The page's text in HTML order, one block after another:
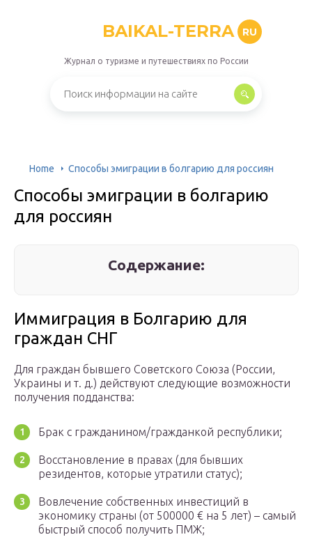
BAIKAL-TERRA RU
Журнал о туризме и путешествиях по России
Home Способы эмиграции в болгарию для россиян
Способы эмиграции в болгарию
для россиян
Содержание:
Иммиграция в Болгарию для
граждан СНГ
Для граждан бывшего Советского Союза (России,
Украины и т. д.) действуют следующие возможности
получения подданства:
Брак с гражданином/гражданкой республики;
Восстановление в правах (для бывших
резидентов, которые утратили статус);
Вовлечение собственных инвестиций в
экономику страны (от 500000 € на 5 лет) – самый
быстрый способ получить ПМЖ;